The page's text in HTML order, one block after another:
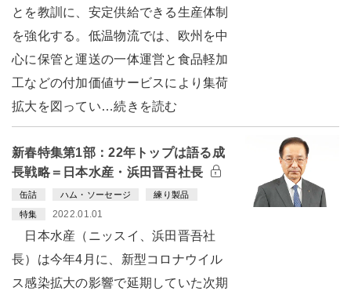
とを教訓に、安定供給できる生産体制
を強化する。低温物流では、欧州を中
心に保管と運送の一体運営と食品軽加
工などの付加価値サービスにより集荷
拡大を図ってい…続きを読む
新春特集第1部：22年トップは語る成
長戦略＝日本水産・浜田晋吾社長
缶詰 ハム・ソーセージ 練り製品
特集 2022.01.01
日本水産（ニッスイ、浜田晋吾社
長）は今年4月に、新型コロナウイル
ス感染拡大の影響で延期していた次期